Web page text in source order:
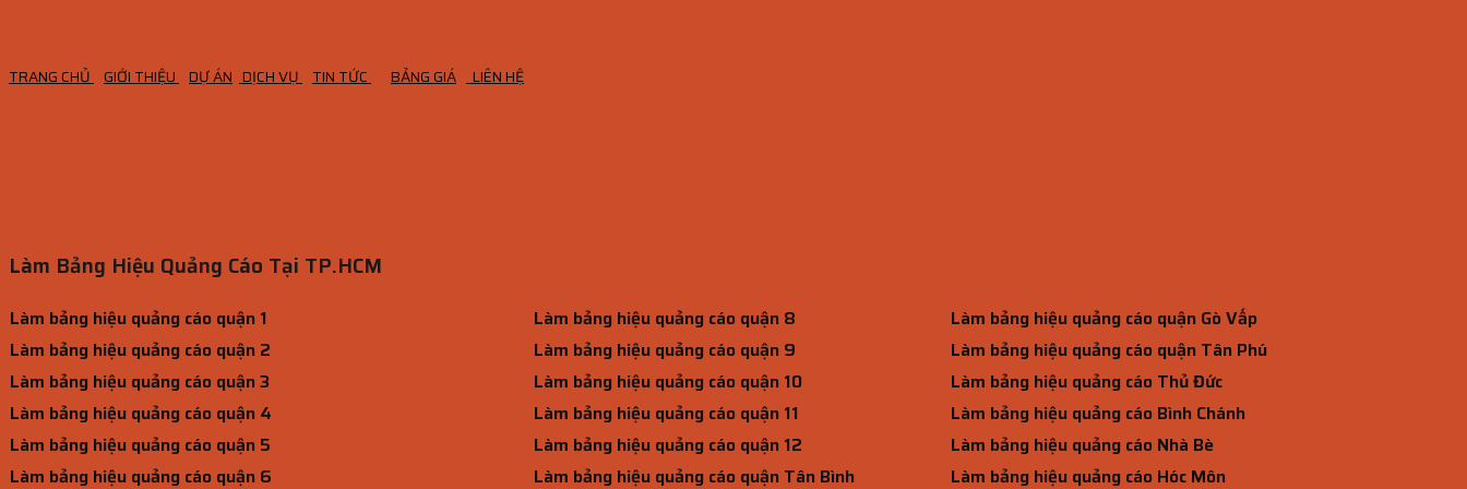
TRANG CHỦ GIỚI THIỆU DỰ ÁN DỊCH VỤ TIN TỨC BẢNG GIÁ LIÊN HỆ
Làm Bảng Hiệu Quảng Cáo Tại TP.HCM
Làm bảng hiệu quảng cáo quận 1 Làm bảng hiệu quảng cáo quận 8
Làm bảng hiệu quảng cáo quận Gò Vấp
Làm bảng hiệu quảng cáo quận 2
Làm bảng hiệu quảng cáo quận 9
Làm bảng hiệu quảng cáo quận Tân Phú
Làm bảng hiệu quảng cáo quận 3
Làm bảng hiệu quảng cáo quận 10
Làm bảng hiệu quảng cáo Thủ Đức
Làm bảng hiệu quảng cáo quận 4
Làm bảng hiệu quảng cáo quận 11
Làm bảng hiệu quảng cáo Bình Chánh
Làm bảng hiệu quảng cáo quận 5
Làm bảng hiệu quảng cáo quận 12
Làm bảng hiệu quảng cáo Nhà Bè
Làm bảng hiệu quảng cáo quận 6
Làm bảng hiệu quảng cáo quận Tân Bình Làm bảng hiệu quảng cáo Hóc Môn